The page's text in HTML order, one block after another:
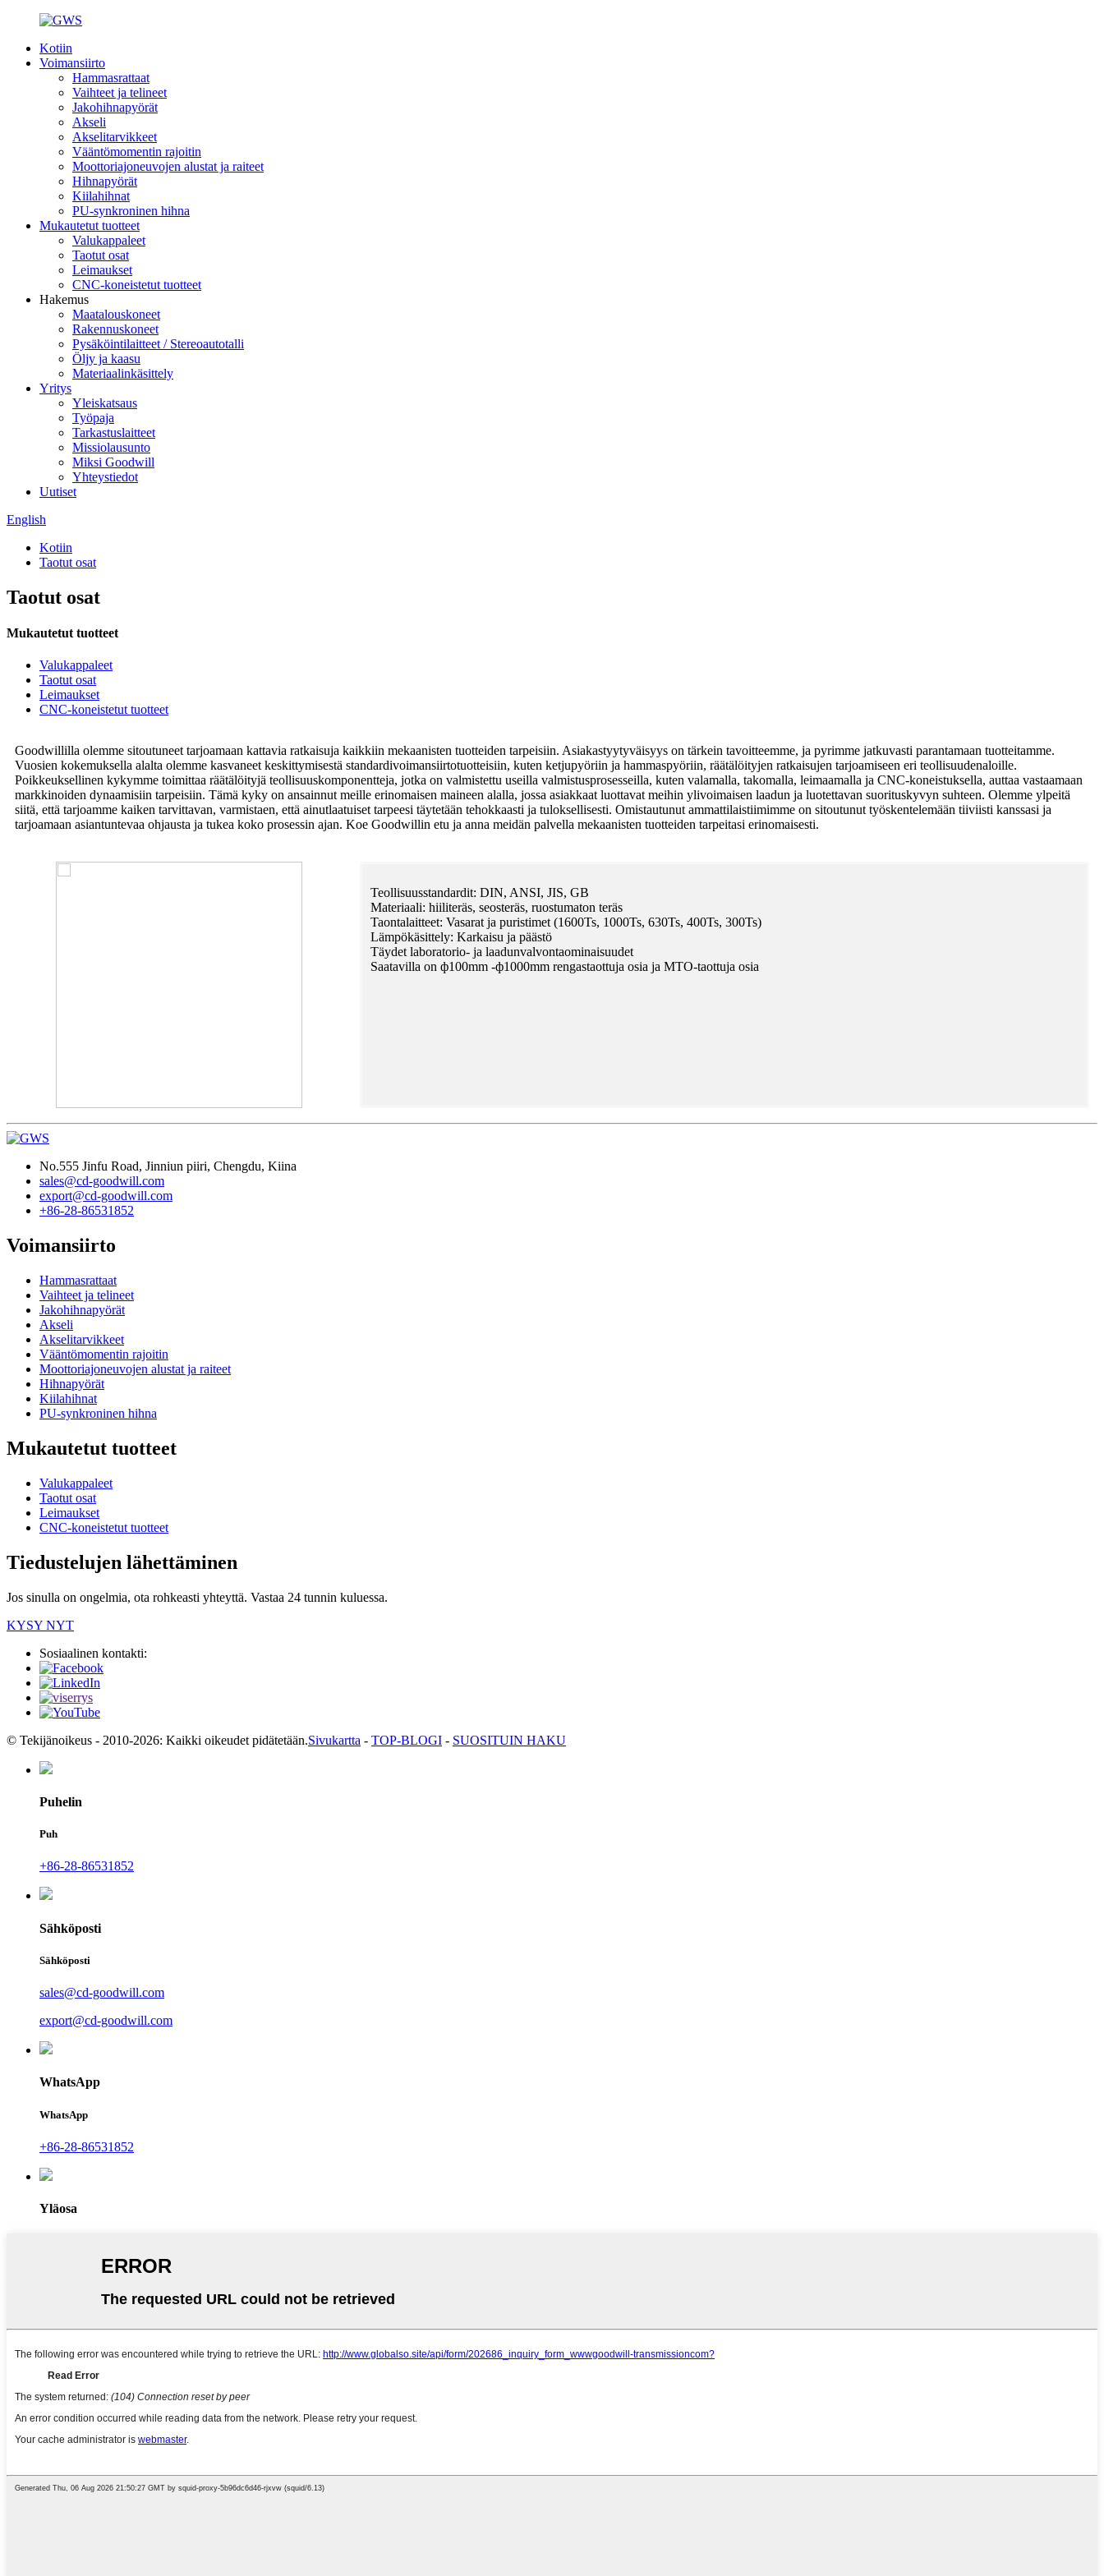
Kotiin
Voimansiirto
Hammasrattaat
Vaihteet ja telineet
Jakohihnapyörät
Akseli
Akselitarvikkeet
Vääntömomentin rajoitin
Moottoriajoneuvojen alustat ja raiteet
Hihnapyörät
Kiilahihnat
PU-synkroninen hihna
Mukautetut tuotteet
Valukappaleet
Taotut osat
Leimaukset
CNC-koneistetut tuotteet
Hakemus
Maatalouskoneet
Rakennuskoneet
Pysäköintilaitteet / Stereoautotalli
Öljy ja kaasu
Materiaalinkäsittely
Yritys
Yleiskatsaus
Työpaja
Tarkastuslaitteet
Missiolausunto
Miksi Goodwill
Yhteystiedot
Uutiset
English
Kotiin
Taotut osat
Taotut osat
Mukautetut tuotteet
Valukappaleet
Taotut osat
Leimaukset
CNC-koneistetut tuotteet
Goodwillilla olemme sitoutuneet tarjoamaan kattavia ratkaisuja kaikkiin mekaanisten tuotteiden tarpeisiin. Asiakastyytyväisyys on tärkein tavoitteemme, ja pyrimme jatkuvasti parantamaan tuotteitamme.
Vuosien kokemuksella alalta olemme kasvaneet keskittymisestä standardivoimansiirtotuotteisiin, kuten ketjupyöriin ja hammaspyöriin, räätälöityjen ratkaisujen tarjoamiseen eri teollisuudenaloille.
Poikkeuksellinen kykymme toimittaa räätälöityjä teollisuuskomponentteja, jotka on valmistettu useilla valmistusprosesseilla, kuten valamalla, takomalla, leimaamalla ja CNC-koneistuksella, auttaa vastaamaan
markkinoiden dynaamisiin tarpeisiin. Tämä kyky on ansainnut meille erinomaisen maineen alalla, jossa asiakkaat luottavat meihin ylivoimaisen laadun ja luotettavan suorituskyvyn suhteen. Olemme ylpeitä
siitä, että tarjoamme kaiken tarvittavan, varmistaen, että ainutlaatuiset tarpeesi täytetään tehokkaasti ja tuloksellisesti. Omistautunut ammattilaistiimimme on sitoutunut työskentelemään tiiviisti kanssasi ja
tarjoamaan asiantuntevaa ohjausta ja tukea koko prosessin ajan. Koe Goodwillin etu ja anna meidän palvella mekaanisten tuotteiden tarpeitasi erinomaisesti.
Teollisuusstandardit: DIN, ANSI, JIS, GB
Materiaali: hiiliteräs, seosteräs, ruostumaton teräs
Taontalaitteet: Vasarat ja puristimet (1600Ts, 1000Ts, 630Ts, 400Ts, 300Ts)
Lämpökäsittely: Karkaisu ja päästö
Täydet laboratorio- ja laadunvalvontaominaisuudet
Saatavilla on ф100mm -ф1000mm rengastaottuja osia ja MTO-taottuja osia
No.555 Jinfu Road, Jinniun piiri, Chengdu, Kiina
sales@cd-goodwill.com
export@cd-goodwill.com
+86-28-86531852
Voimansiirto
Hammasrattaat
Vaihteet ja telineet
Jakohihnapyörät
Akseli
Akselitarvikkeet
Vääntömomentin rajoitin
Moottoriajoneuvojen alustat ja raiteet
Hihnapyörät
Kiilahihnat
PU-synkroninen hihna
Mukautetut tuotteet
Valukappaleet
Taotut osat
Leimaukset
CNC-koneistetut tuotteet
Tiedustelujen lähettäminen
Jos sinulla on ongelmia, ota rohkeasti yhteyttä. Vastaa 24 tunnin kuluessa.
KYSY NYT
Sosiaalinen kontakti:
© Tekijänoikeus - 2010-2026: Kaikki oikeudet pidätetään.Sivukartta - TOP-BLOGI - SUOSITUIN HAKU
Puhelin
Puh
+86-28-86531852
Sähköposti
Sähköposti
sales@cd-goodwill.com
export@cd-goodwill.com
WhatsApp
WhatsApp
+86-28-86531852
Yläosa